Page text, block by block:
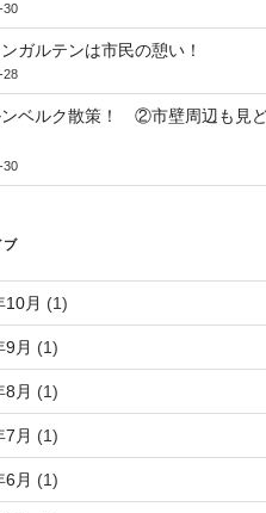
30
ガルテンは市民の憩い！
28
ンベルク散策！ ②市壁周辺も見
30
ブ
10月 (1)
9月 (1)
8月 (1)
7月 (1)
6月 (1)